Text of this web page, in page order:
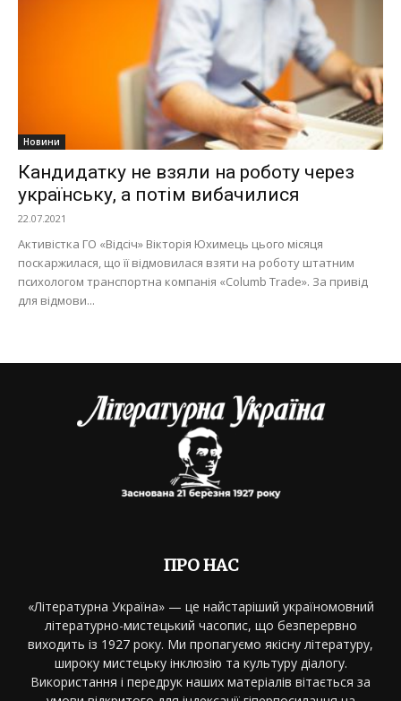
Новини
Кандидатку не взяли на роботу через
українську, а потім вибачилися
22.07.2021
Активістка ГО «Відсіч» Вікторія Юхимець цього місяця
поскаржилася, що її відмовилася взяти на роботу штатним
психологом транспортна компанія «Columb Trade». За привід
для відмови...
ПРО НАС
«Літературна Україна» — це найстаріший україномовний
літературно-мистецький часопис, що безперервно
виходить із 1927 року. Ми пропагуємо якісну літературу,
широку мистецьку інклюзію та культуру діалогу.
Використання і передрук наших матеріалів вітається за